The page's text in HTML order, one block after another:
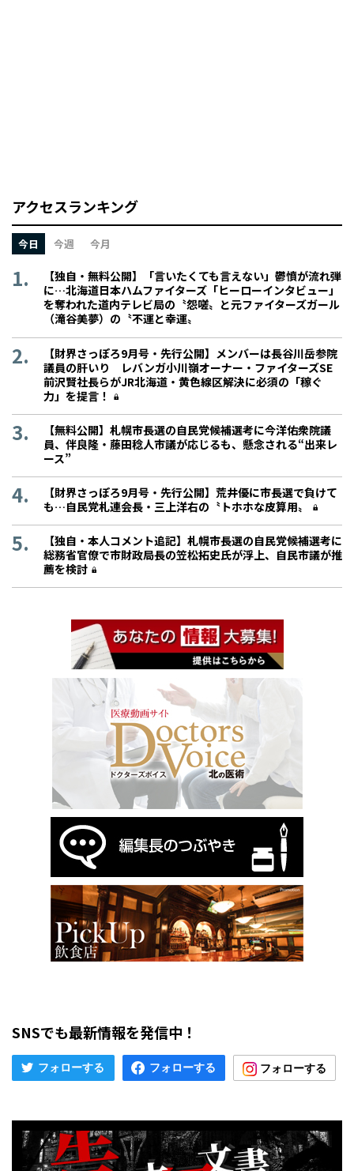
アクセスランキング
今日 今週 今月
【独自・無料公開】「言いたくても言えない」鬱憤が流れ弾
に…北海道日本ハムファイターズ「ヒーローインタビュー」
を奪われた道内テレビ局の〝怨嗟〟と元ファイターズガール
（滝谷美夢）の〝不運と幸運〟
【財界さっぽろ9月号・先行公開】メンバーは長谷川岳参院
議員の肝いり レバンガ小川嶺オーナー・ファイターズSE
前沢賢社長らがJR北海道・黄色線区解決に必須の「稼ぐ
力」を提言！
【無料公開】札幌市長選の自民党候補選考に今洋佑衆院議
員、伴良隆・藤田稔人市議が応じるも、懸念される“出来レ
ース”
【財界さっぽろ9月号・先行公開】荒井優に市長選で負けて
も…自民党札連会長・三上洋右の〝トホホな皮算用〟
【独自・本人コメント追記】札幌市長選の自民党候補選考に
総務省官僚で市財政局長の笠松拓史氏が浮上、自民市議が推
薦を検討
SNSでも最新情報を発信中！